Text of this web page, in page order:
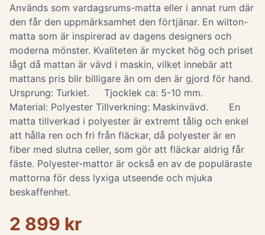
Används som vardagsrums-matta eller i annat rum där
den får den uppmärksamhet den förtjänar. En wilton-
matta som är inspirerad av dagens designers och
moderna mönster. Kvaliteten är mycket hög och priset
lågt då mattan är vävd i maskin, vilket innebär att
mattans pris blir billigare än om den är gjord för hand.
Ursprung: Turkiet. Tjocklek ca: 5-10 mm.
Material: Polyester Tillverkning: Maskinvävd. En
matta tillverkad i polyester är extremt tålig och enkel
att hålla ren och fri från fläckar, då polyester är en
fiber med slutna celler, som gör att fläckar aldrig får
fäste. Polyester-mattor är också en av de populäraste
mattorna för dess lyxiga utseende och mjuka
beskaffenhet.
2 899 kr